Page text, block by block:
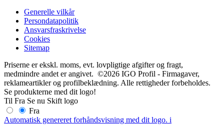
Generelle vilkår
Persondatapolitik
Ansvarsfraskrivelse
Cookies
Sitemap
Priserne er ekskl. moms, evt. lovpligtige afgifter og fragt,
medmindre andet er angivet. ©2026 IGO Profil - Firmagaver,
reklameartikler og profilbeklædning. Alle rettigheder forbeholdes.
Se produkterne med dit logo!
Til Fra Se nu Skift logo
Fra
Automatisk genereret forhåndsvisning med dit logo. i